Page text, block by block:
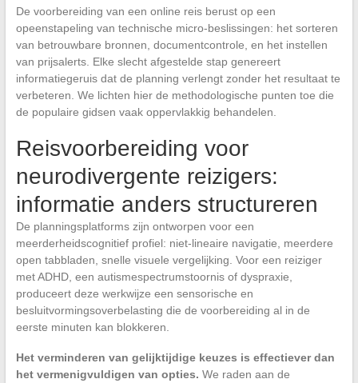
De voorbereiding van een online reis berust op een
opeenstapeling van technische micro-beslissingen: het sorteren
van betrouwbare bronnen, documentcontrole, en het instellen
van prijsalerts. Elke slecht afgestelde stap genereert
informatiegeruis dat de planning verlengt zonder het resultaat te
verbeteren. We lichten hier de methodologische punten toe die
de populaire gidsen vaak oppervlakkig behandelen.
Reisvoorbereiding voor
neurodivergente reizigers:
informatie anders structureren
De planningsplatforms zijn ontworpen voor een
meerderheidscognitief profiel: niet-lineaire navigatie, meerdere
open tabbladen, snelle visuele vergelijking. Voor een reiziger
met ADHD, een autismespectrumstoornis of dyspraxie,
produceert deze werkwijze een sensorische en
besluitvormingsoverbelasting die de voorbereiding al in de
eerste minuten kan blokkeren.
Het verminderen van gelijktijdige keuzes is effectiever dan
het vermenigvuldigen van opties. We raden aan de